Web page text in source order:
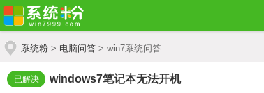
系统粉 > 电脑问答 > win7系统问答
已解决 windows7笔记本无法开机